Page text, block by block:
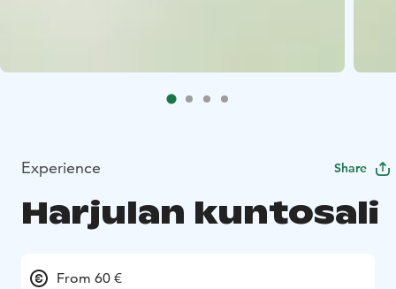
Experience Share
Harjulan kuntosali
From 60 €